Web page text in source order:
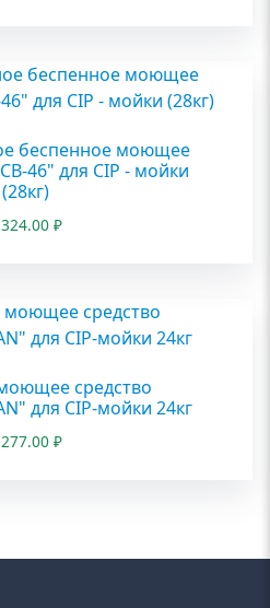
беспенное моющее
46" для CIP - мойки
(28кг)
₽
средство
для CIP-мойки 24кг
₽